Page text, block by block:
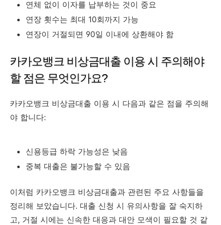
연체 없이 이자를 납부하는 것이 중요
연장 횟수는 최대 10회까지 가능
연장이 거절되면 90일 이내에 상환해야 함
카카오뱅크 비상금대출 이용 시 주의해야
할 점은 무엇인가요?
카카오뱅크 비상금대출 이용 시 다음과 같은 점을 주의해
야 합니다:
신용등급 하락 가능성은 낮음
중복 대출은 불가능할 수 있음
이처럼 카카오뱅크 비상금대출과 관련된 주요 사항들을
정리해 보았습니다. 대출 신청 시 유의사항을 잘 숙지하
고, 거절 시에는 신속한 대응과 대안 모색이 필요할 것 같